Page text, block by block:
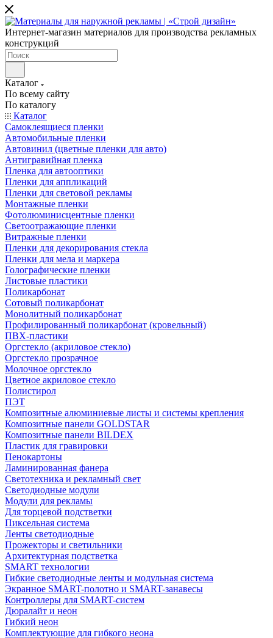
Интернет-магазин материалов для производства рекламных
конструкций
Каталог
По всему сайту
По каталогу
Каталог
Самоклеящиеся пленки
Автомобильные пленки
Автовинил (цветные пленки для авто)
Антигравийная пленка
Пленка для автооптики
Пленки для аппликаций
Пленки для световой рекламы
Монтажные пленки
Фотолюминисцентные пленки
Светоотражающие пленки
Витражные пленки
Пленки для декорирования стекла
Пленки для мела и маркера
Голографические пленки
Листовые пластики
Поликарбонат
Сотовый поликарбонат
Монолитный поликарбонат
Профилированный поликарбонат (кровельный)
ПВХ-пластики
Оргстекло (акриловое стекло)
Оргстекло прозрачное
Молочное оргстекло
Цветное акриловое стекло
Полистирол
ПЭТ
Композитные алюминиевые листы и системы крепления
Композитные панели GOLDSTAR
Композитные панели BILDEX
Пластик для гравировки
Пенокартоны
Ламинированная фанера
Светотехника и рекламный свет
Светодиодные модули
Модули для рекламы
Для торцевой подстветки
Пиксельная система
Ленты светодиодные
Прожекторы и светильники
Архитектурная подстветка
SMART технологии
Гибкие светодиодные ленты и модульная система
Экранное SMART-полотно и SMART-занавесы
Контроллеры для SMART-систем
Дюралайт и неон
Гибкий неон
Комплектующие для гибкого неона